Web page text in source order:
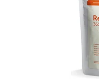
moje detičky už vyše 25
týchto produktov na
vašich detičiek predstaviť